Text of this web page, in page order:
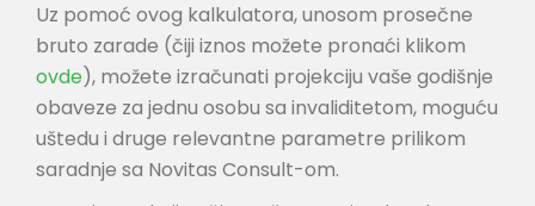
Uz pomoć ovog kalkulatora, unosom prosečne
bruto zarade (čiji iznos možete pronaći klikom
ovde), možete izračunati projekciju vaše godišnje
obaveze za jednu osobu sa invaliditetom, moguću
uštedu i druge relevantne parametre prilikom
saradnje sa Novitas Consult-om.